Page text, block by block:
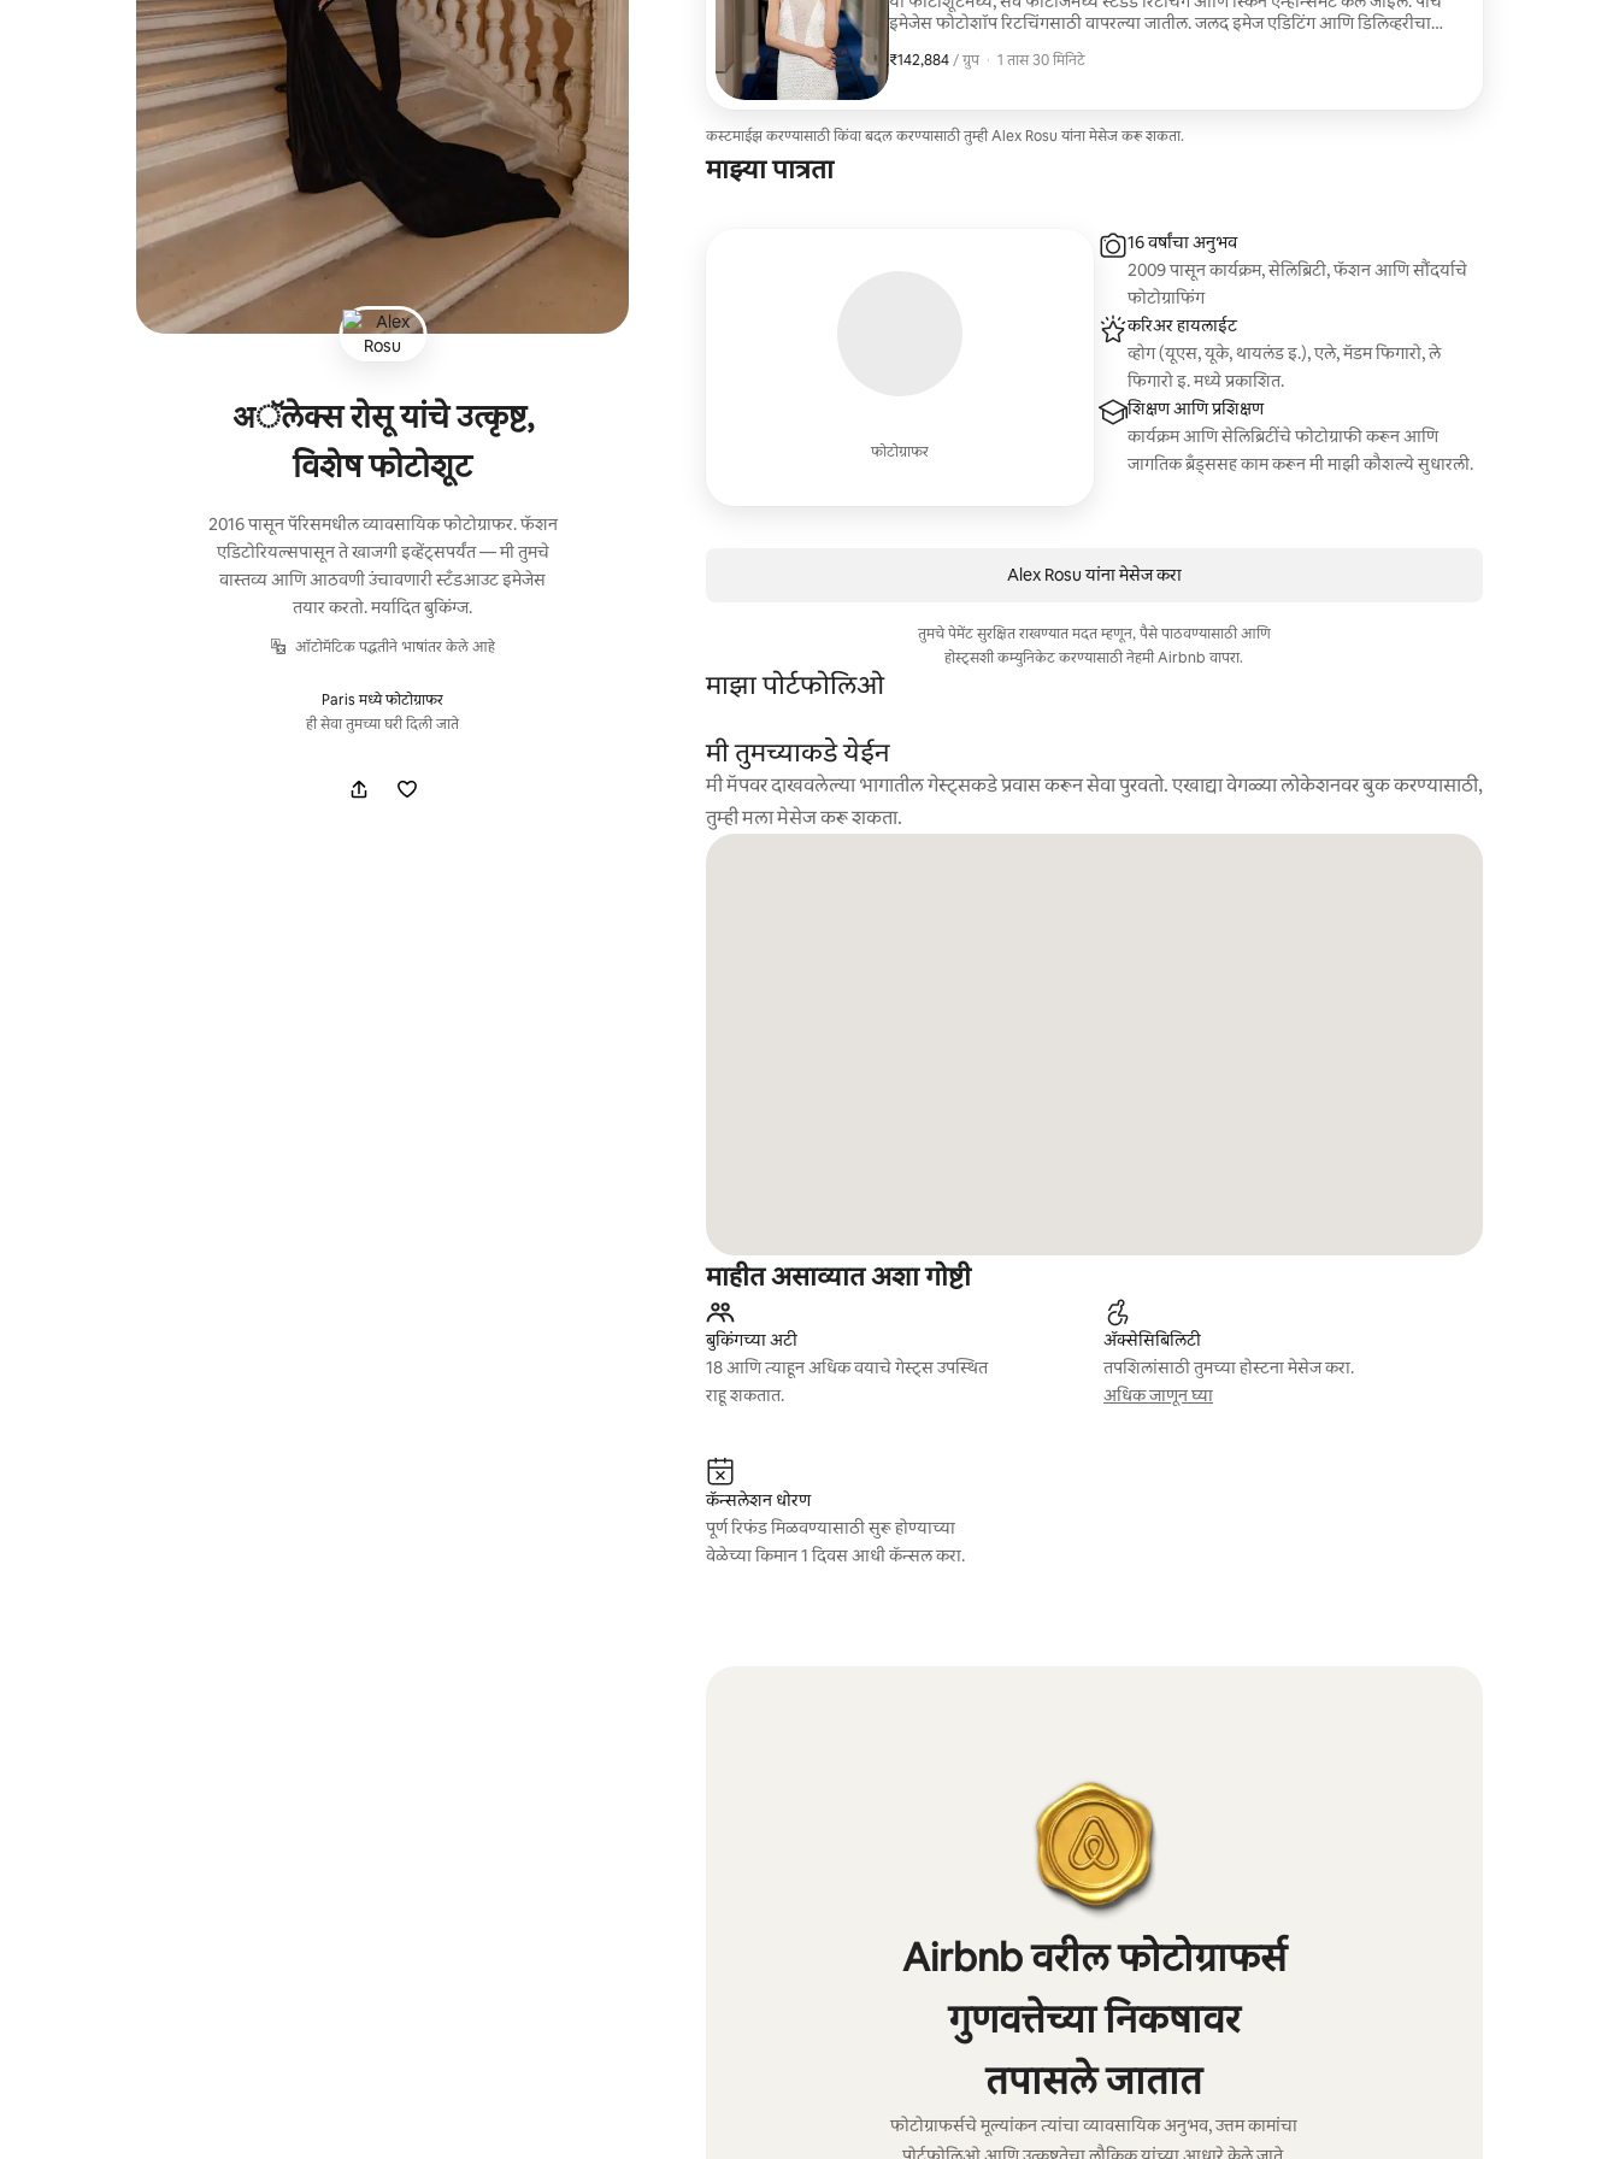
अॅलेक्स रोसू यांचे उत्कृष्ट,
विशेष फोटोशूट
2016 पासून पॅरिसमधील व्यावसायिक फोटोग्राफर. फॅशन
एडिटोरियल्सपासून ते खाजगी इव्हेंट्सपर्यंत — मी तुमचे
वास्तव्य आणि आठवणी उंचावणारी स्टँडआउट इमेजेस
तयार करतो. मर्यादित बुकिंग्ज.
ऑटोमॅटिक पद्धतीने भाषांतर केले आहे
Paris मध्ये फोटोग्राफर
ही सेवा तुमच्या घरी दिली जाते
इमेजेस फोटोशॉप रिटचिंगसाठी वापरल्या जातील. जलद इमेज एडिटिंग आणि डिलिव्हरीचा
₹142,884 / ग्रुप
₹142,884, प्रति ग्रुप
, · 1 तास 30 मिनिटे
कस्टमाईझ करण्यासाठी किंवा बदल करण्यासाठी तुम्ही Alex Rosu यांना मेसेज करू शकता.
माझ्या पात्रता
फोटोग्राफर
16 वर्षांचा अनुभव
2009 पासून कार्यक्रम, सेलिब्रिटी, फॅशन आणि सौंदर्याचे
फोटोग्राफिंग
करिअर हायलाईट
व्होग (यूएस, यूके, थायलंड इ.), एले, मॅडम फिगारो, ले
फिगारो इ. मध्ये प्रकाशित.
शिक्षण आणि प्रशिक्षण
कार्यक्रम आणि सेलिब्रिटींचे फोटोग्राफी करून आणि
जागतिक ब्रँड्ससह काम करून मी माझी कौशल्ये सुधारली.
Alex Rosu यांना मेसेज करा
तुमचे पेमेंट सुरक्षित राखण्यात मदत म्हणून, पैसे पाठवण्यासाठी आणि
होस्ट्सशी कम्युनिकेट करण्यासाठी नेहमी Airbnb वापरा.
माझा पोर्टफोलिओ
मी तुमच्याकडे येईन
मी मॅपवर दाखवलेल्या भागातील गेस्ट्सकडे प्रवास करून सेवा पुरवतो. एखाद्या वेगळ्या लोकेशनवर बुक करण्यासाठी,
तुम्ही मला मेसेज करू शकता.
माहीत असाव्यात अशा गोष्टी
बुकिंगच्या अटी
18 आणि त्याहून अधिक वयाचे गेस्ट्स उपस्थित
राहू शकतात.
ॲक्सेसिबिलिटी
तपशिलांसाठी तुमच्या होस्टना मेसेज करा.
अधिक जाणून घ्या
कॅन्सलेशन धोरण
पूर्ण रिफंड मिळवण्यासाठी सुरू होण्याच्या
वेळेच्या किमान 1 दिवस आधी कॅन्सल करा.
Airbnb वरील फोटोग्राफर्स
गुणवत्तेच्या निकषावर
तपासले जातात
फोटोग्राफर्सचे मूल्यांकन त्यांचा व्यावसायिक अनुभव, उत्तम कामांचा